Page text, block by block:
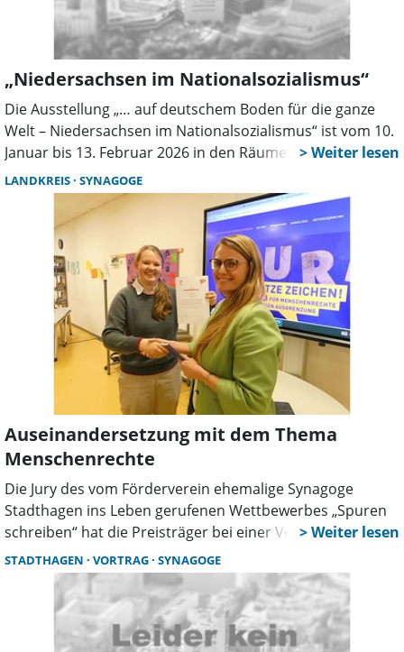
„Niedersachsen im Nationalsozialismus“
Die Ausstellung „… auf deutschem Boden für die ganze
Welt – Niedersachsen im Nationalsozialismus“ ist vom 10.
Januar bis 13. Februar 2026 in den Räumen des
ehemaligen Tedi-Marktes in der Rathauspassage 1 (EG) in
Stadthagen zu sehen. Sie wurde von der Gedenkstätte
Bergen-Belsen konzipiert und verbindet regionale
Perspektiven mit der Gesamtgeschichte des
Nationalsozialismus.
LANDKREIS SYNAGOGE
Auseinandersetzung mit dem Thema
Menschenrechte
Die Jury des vom Förderverein ehemalige Synagoge
Stadthagen ins Leben gerufenen Wettbewerbes „Spuren
schreiben“ hat die Preisträger bei einer Veranstaltung im
Gymnasium Bad Nenndorf ausgezeichnet. Der
Wettbewerb soll Schüler anregen, sich mit dem Thema
Menschenrechte auseinanderzusetzen, einige Beiträge
werden nun in einem Buch veröffentlicht.
STADTHAGEN VORTRAG SYNAGOGE